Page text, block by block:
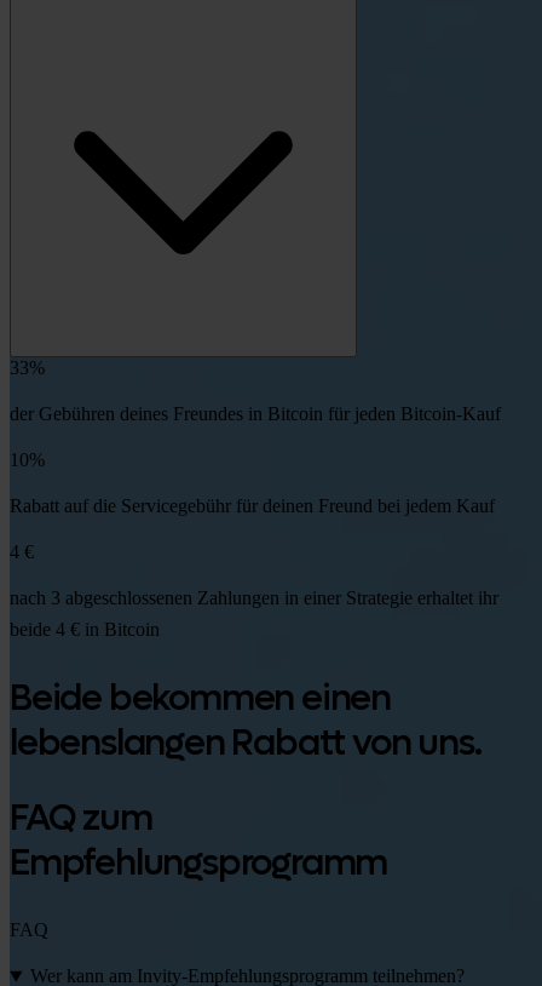
33%
der Gebühren deines Freundes in Bitcoin für jeden Bitcoin-Kauf
10%
Rabatt auf die Servicegebühr für deinen Freund bei jedem Kauf
4 €
nach 3 abgeschlossenen Zahlungen in einer Strategie erhaltet ihr
beide 4 € in Bitcoin
Beide bekommen einen
lebenslangen Rabatt von uns.
FAQ zum
Empfehlungsprogramm
FAQ
Wer kann am Invity-Empfehlungsprogramm teilnehmen?